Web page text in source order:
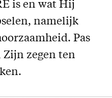
is en wat Hij
namelijk
Pas
Zijn zegen ten